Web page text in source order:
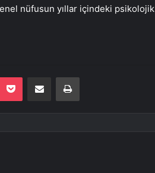
nüfusun yıllar içindeki psikolojik
Pocket E-Posta ile paylaş Yazdır